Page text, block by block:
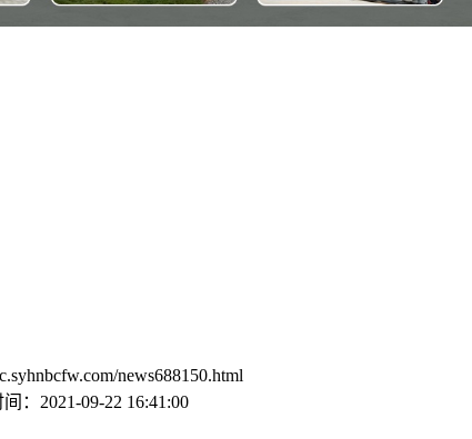
news688150.html
：2021-09-22 16:41:00